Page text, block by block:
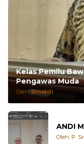
Kelas Pemilu
Pengawas Muda
Oleh:Rinaldi
Oleh: P.